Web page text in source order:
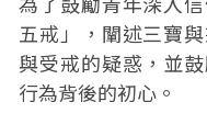
五戒」，闡述三寶
與受戒的疑惑，並
行為背後的初心。